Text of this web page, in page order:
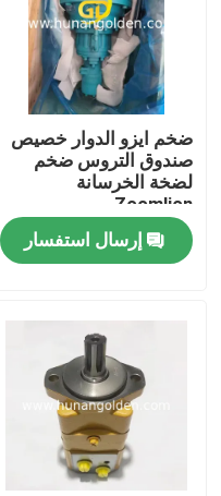
بيت
معلومات عنا
جولة في المعمل
ضخم ايزو الدوار خصيص
صندوق التروس ضخم
لضخة الخرسانة
Zoomlion
إرسال استفسار